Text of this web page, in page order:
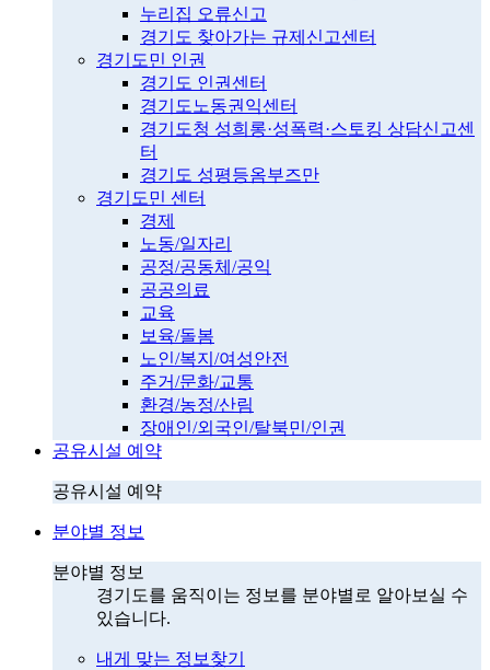
누리집 오류신고
경기도 찾아가는 규제신고센터
경기도민 인권
경기도 인권센터
경기도노동권익센터
경기도청 성희롱·성폭력·스토킹 상담신고센
터
경기도 성평등옴부즈만
경기도민 센터
경제
노동/일자리
공정/공동체/공익
공공의료
교육
보육/돌봄
노인/복지/여성안전
주거/문화/교통
환경/농정/산림
장애인/외국인/탈북민/인권
공유시설 예약
공유시설 예약
분야별 정보
분야별 정보
경기도를 움직이는 정보를 분야별로 알아보실 수
있습니다.
내게 맞는 정보찾기